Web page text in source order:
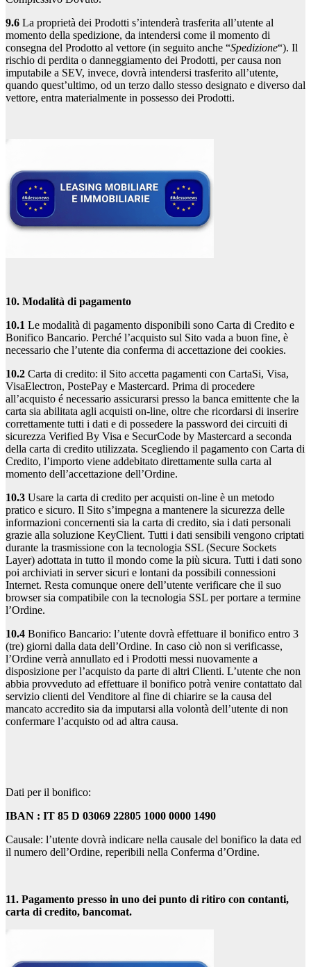
9.6 La proprietà dei Prodotti s’intenderà trasferita all’utente al
momento della spedizione, da intendersi come il momento di
consegna del Prodotto al vettore (in seguito anche “Spedizione“). Il
rischio di perdita o danneggiamento dei Prodotti, per causa non
imputabile a SEV, invece, dovrà intendersi trasferito all’utente,
quando quest’ultimo, od un terzo dallo stesso designato e diverso dal
vettore, entra materialmente in possesso dei Prodotti.
10. Modalità di pagamento
10.1 Le modalità di pagamento disponibili sono Carta di Credito e
Bonifico Bancario. Perché l’acquisto sul Sito vada a buon fine, è
necessario che l’utente dia conferma di accettazione dei cookies.
10.2 Carta di credito: il Sito accetta pagamenti con CartaSi, Visa,
VisaElectron, PostePay e Mastercard. Prima di procedere
all’acquisto é necessario assicurarsi presso la banca emittente che la
carta sia abilitata agli acquisti on-line, oltre che ricordarsi di inserire
correttamente tutti i dati e di possedere la password dei circuiti di
sicurezza Verified By Visa e SecurCode by Mastercard a seconda
della carta di credito utilizzata. Scegliendo il pagamento con Carta di
Credito, l’importo viene addebitato direttamente sulla carta al
momento dell’accettazione dell’Ordine.
10.3 Usare la carta di credito per acquisti on-line è un metodo
pratico e sicuro. Il Sito s’impegna a mantenere la sicurezza delle
informazioni concernenti sia la carta di credito, sia i dati personali
grazie alla soluzione KeyClient. Tutti i dati sensibili vengono criptati
durante la trasmissione con la tecnologia SSL (Secure Sockets
Layer) adottata in tutto il mondo come la più sicura. Tutti i dati sono
poi archiviati in server sicuri e lontani da possibili connessioni
Internet. Resta comunque onere dell’utente verificare che il suo
browser sia compatibile con la tecnologia SSL per portare a termine
l’Ordine.
10.4 Bonifico Bancario: l’utente dovrà effettuare il bonifico entro 3
(tre) giorni dalla data dell’Ordine. In caso ciò non si verificasse,
l’Ordine verrà annullato ed i Prodotti messi nuovamente a
disposizione per l’acquisto da parte di altri Clienti. L’utente che non
abbia provveduto ad effettuare il bonifico potrà venire contattato dal
servizio clienti del Venditore al fine di chiarire se la causa del
mancato accredito sia da imputarsi alla volontà dell’utente di non
confermare l’acquisto od ad altra causa.
Dati per il bonifico:
IBAN : IT 85 D 03069 22805 1000 0000 1490
Causale: l’utente dovrà indicare nella causale del bonifico la data ed
il numero dell’Ordine, reperibili nella Conferma d’Ordine.
11. Pagamento presso in uno dei punto di ritiro con contanti,
carta di credito, bancomat.